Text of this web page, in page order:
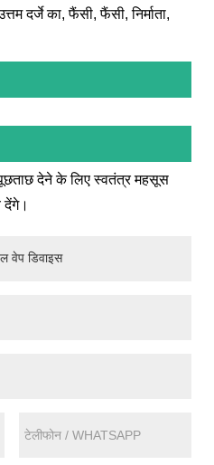
दर्जे का, फैंसी, फैंसी, निर्माता,
पूछताछ देने के लिए स्वतंत्र महसूस